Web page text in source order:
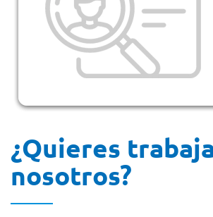
¿Quieres
nosotros?